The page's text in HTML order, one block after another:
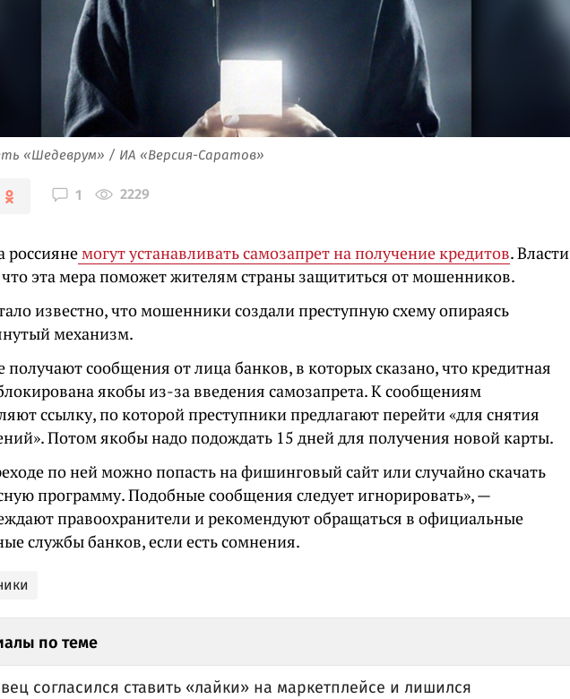
«Шедеврум» / ИА «Версия-Саратов»
1 2229
россиянемогут устанавливать самозапрет на получение кредитов. Власти
что эта мера поможет жителям страны защититься от мошенников.
известно, что мошенники создали преступную схему опираясь
механизм.
получают сообщения от лица банков, в которых сказано, что кредитная
якобы из-за введения самозапрета. К сообщениям
ссылку, по которой преступники предлагают перейти «для снятия
Потом якобы надо подождать 15 дней для получения новой карты.
по ней можно попасть на фишинговый сайт или случайно скачать
программу. Подобные сообщения следует игнорировать», —
правоохранители и рекомендуют обращаться в официальные
службы банков, если есть сомнения.
по теме
согласился ставить «лайки» на маркетплейсе и лишился